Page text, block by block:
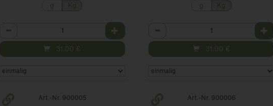
g
Anzahl
31,00 €
g
Anzahl
31,00 €
Art.-Nr. 900005 Art.-Nr. 900006